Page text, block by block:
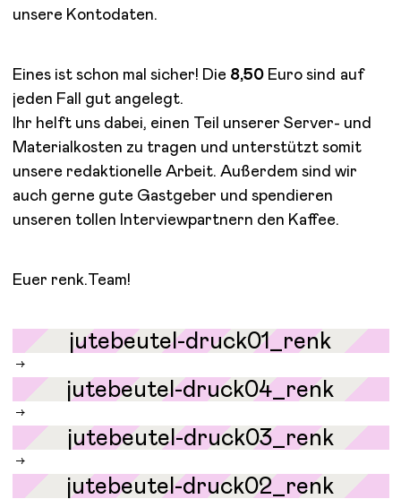
unsere Kontodaten.
Eines ist schon mal sicher! Die 8,50 Euro sind auf
jeden Fall gut angelegt.
Ihr helft uns dabei, einen Teil unserer Server- und
Materialkosten zu tragen und unterstützt somit
unsere redaktionelle Arbeit. Außerdem sind wir
auch gerne gute Gastgeber und spendieren
unseren tollen Interviewpartnern den Kaffee.
Euer renk.Team!